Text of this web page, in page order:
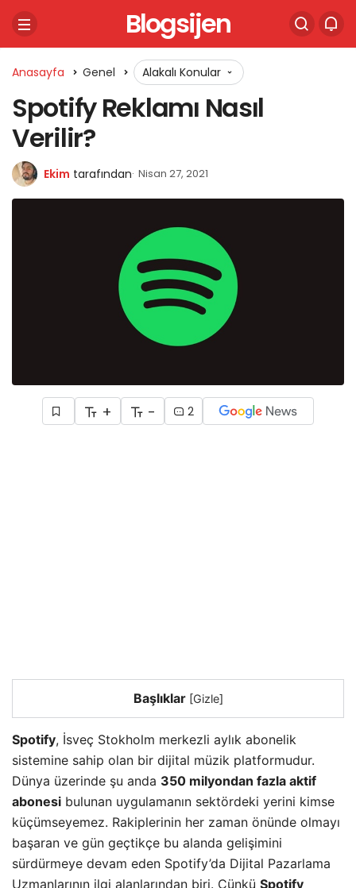
Blogsijen
Anasayfa Genel Alakalı Konular
Spotify Reklamı Nasıl
Verilir?
Ekim tarafından Nisan 27, 2021
+ - 2
Başlıklar [Gizle]
Spotify, İsveç Stokholm merkezli aylık abonelik
sistemine sahip olan bir dijital müzik platformudur.
Dünya üzerinde şu anda 350 milyondan fazla aktif
abonesi bulunan uygulamanın sektördeki yerini kimse
küçümseyemez. Rakiplerinin her zaman önünde olmayı
başaran ve gün geçtikçe bu alanda gelişimini
sürdürmeye devam eden Spotify’da Dijital Pazarlama
Uzmanlarının ilgi alanlarından biri. Çünkü Spotify